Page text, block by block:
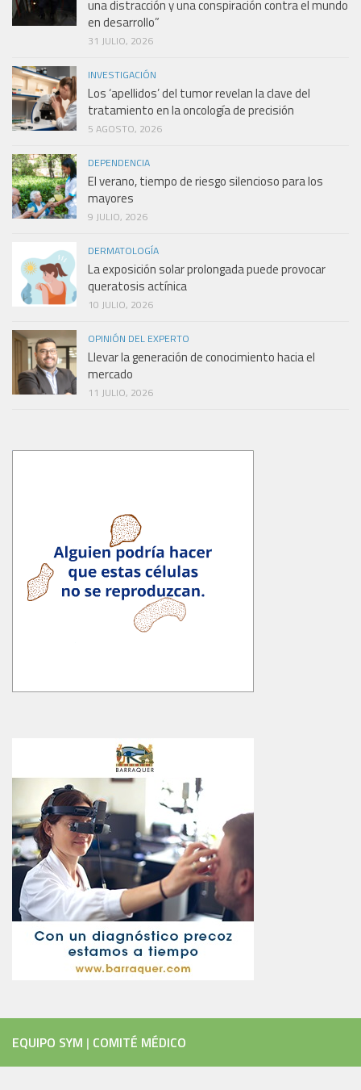
una distracción y una conspiración contra el mundo
en desarrollo”
31 JULIO, 2026
INVESTIGACIÓN
Los ‘apellidos’ del tumor revelan la clave del
tratamiento en la oncología de precisión
5 AGOSTO, 2026
DEPENDENCIA
El verano, tiempo de riesgo silencioso para los
mayores
9 JULIO, 2026
DERMATOLOGÍA
La exposición solar prolongada puede provocar
queratosis actínica
10 JULIO, 2026
OPINIÓN DEL EXPERTO
Llevar la generación de conocimiento hacia el
mercado
11 JULIO, 2026
EQUIPO SYM | COMITÉ MÉDICO